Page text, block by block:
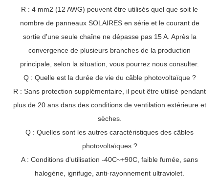
R : 4 mm2 (12 AWG) peuvent être utilisés quel que soit le
nombre de panneaux SOLAIRES en série et le courant de
sortie d'une seule chaîne ne dépasse pas 15 A. Après la
convergence de plusieurs branches de la production
principale, selon la situation, vous pourrez nous consulter.
Q : Quelle est la durée de vie du câble photovoltaïque ?
R : Sans protection supplémentaire, il peut être utilisé pendant
plus de 20 ans dans des conditions de ventilation extérieure et
sèches.
Q : Quelles sont les autres caractéristiques des câbles
photovoltaïques ?
A : Conditions d'utilisation -40C~+90C, faible fumée, sans
halogène, ignifuge, anti-rayonnement ultraviolet.